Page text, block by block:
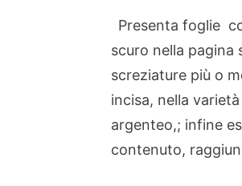
Presenta foglie
scuro nella pagina
screziature più o
incisa, nella varietà
argenteo,; infine
contenuto,